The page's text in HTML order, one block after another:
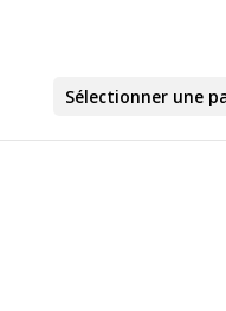
Sélectionner une